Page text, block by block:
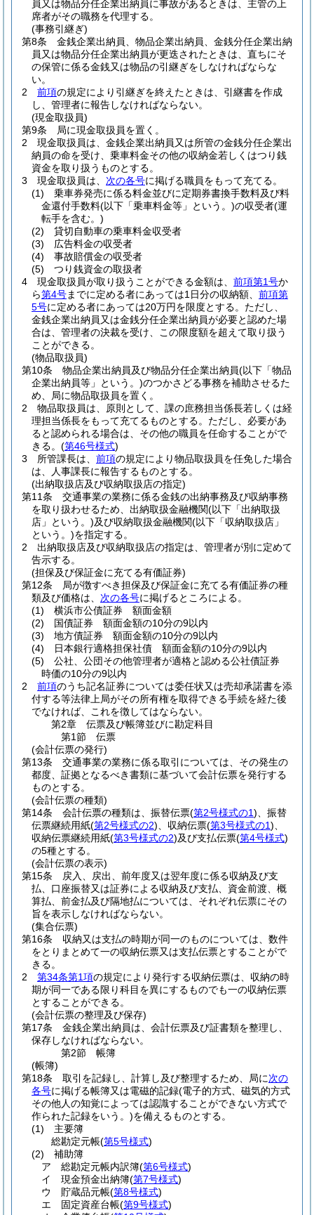
員又は物品分任企業出納員に事故があるときは、主管の上
席者がその職務を代理する。
(事務引継ぎ)
第8条
金銭企業出納員、物品企業出納員、金銭分任企業出納
員又は物品分任企業出納員が更迭されたときは、直ちにそ
の保管に係る金銭又は物品の引継ぎをしなければならな
い。
2
前項の規定により引継ぎを終えたときは、引継書を作成
し、管理者に報告しなければならない。
(現金取扱員)
第9条
局に現金取扱員を置く。
2
現金取扱員は、金銭企業出納員又は所管の金銭分任企業出
納員の命を受け、乗車料金その他の収納金若しくはつり銭
資金を取り扱うものとする。
3
現金取扱員は、 次の各号に掲げる職員をもって充てる。
(1)
乗車券発売に係る料金並びに定期券書換手数料及び料
金還付手数料(以下「乗車料金等」という。)の収受者(運
転手を含む。)
(2)
貸切自動車の乗車料金収受者
(3)
広告料金の収受者
(4)
事故賠償金の収受者
(5)
つり銭資金の取扱者
4
現金取扱員が取り扱うことができる金額は、 前項第1号か
ら第4号までに定める者にあっては1日分の収納額、 前項第
5号に定める者にあっては20万円を限度とする。 ただし、
金銭企業出納員又は金銭分任企業出納員が必要と認めた場
合は、管理者の決裁を受け、この限度額を超えて取り扱う
ことができる。
(物品取扱員)
第10条
物品企業出納員及び物品分任企業出納員(以下「物品
企業出納員等」という。)のつかさどる事務を補助させるた
め、局に物品取扱員を置く。
2
物品取扱員は、原則として、課の庶務担当係長若しくは経
理担当係長をもって充てるものとする。 ただし、必要があ
ると認められる場合は、その他の職員を任命することがで
きる。 (第46号様式)
3
所管課長は、 前項の規定により物品取扱員を任免した場合
は、人事課長に報告するものとする。
(出納取扱店及び収納取扱店の指定)
第11条
交通事業の業務に係る金銭の出納事務及び収納事務
を取り扱わせるため、出納取扱金融機関(以下「出納取扱
店」という。)及び収納取扱金融機関(以下「収納取扱店」
という。)を指定する。
2
出納取扱店及び収納取扱店の指定は、管理者が別に定めて
告示する。
(担保及び保証金に充てる有価証券)
第12条
局が徴すべき担保及び保証金に充てる有価証券の種
類及び価格は、 次の各号に掲げるところによる。
(1)
横浜市公債証券 額面金額
(2)
国債証券 額面金額の10分の9以内
(3)
地方債証券 額面金額の10分の9以内
(4)
日本銀行適格担保社債 額面金額の10分の9以内
(5)
公社、公団その他管理者が適格と認める公社債証券
時価の10分の9以内
2
前項のうち記名証券については委任状又は売却承諾書を添
付する等法律上局がその所有権を取得できる手続を経た後
でなければ、これを徴してはならない。
第2章
伝票及び帳簿並びに勘定科目
第1節
伝票
(会計伝票の発行)
第13条
交通事業の業務に係る取引については、その発生の
都度、証拠となるべき書類に基づいて会計伝票を発行する
ものとする。
(会計伝票の種類)
第14条
会計伝票の種類は、振替伝票(第2号様式の1) 、振替
伝票継続用紙(第2号様式の2) 、収納伝票(第3号様式の1)
収納伝票継続用紙(第3号様式の2)及び支払伝票(第4号様式)
の5種とする。
(会計伝票の表示)
第15条
戻入、戻出、前年度又は翌年度に係る収納及び支
払、口座振替又は証券による収納及び支払、資金前渡、概
算払、前金払及び隔地払については、それぞれ伝票にその
旨を表示しなければならない。
(集合伝票)
第16条
収納又は支払の時期が同一のものについては、数件
をとりまとめて一の収納伝票又は支払伝票とすることがで
きる。
2
第34条第1項の規定により発行する収納伝票は、収納の時
期が同一である限り科目を異にするものでも一の収納伝票
とすることができる。
(会計伝票の整理及び保存)
第17条
金銭企業出納員は、会計伝票及び証書類を整理し、
保存しなければならない。
第2節
帳簿
(帳簿)
第18条
取引を記録し、計算し及び整理するため、局に次の
各号に掲げる帳簿又は電磁的記録(電子的方式、磁気的方式
その他人の知覚によっては認識することができない方式で
作られた記録をいう。)を備えるものとする。
(1)
主要簿
総勘定元帳(第5号様式)
(2)
補助簿
ア
総勘定元帳内訳簿(第6号様式)
イ
現金預金出納簿(第7号様式)
ウ
貯蔵品元帳(第8号様式)
エ
固定資産台帳(第9号様式)